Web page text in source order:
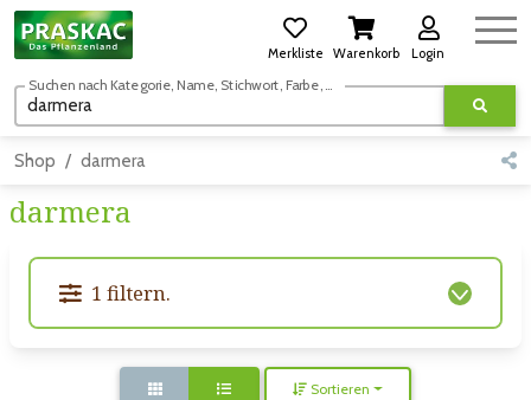
Merkliste Warenkorb Login
Suchen nach Kategorie, Name, Stichwort, Farbe, usw.
Shop darmera
darmera
1 filtern.
Sortieren